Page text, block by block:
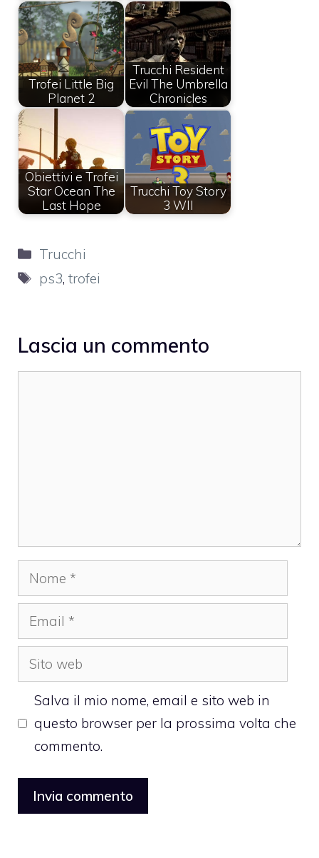
Trofei Little Big
Planet 2
Trucchi Resident
Evil The Umbrella
Chronicles
Obiettivi e Trofei
Star Ocean The
Last Hope
Trucchi Toy Story
3 WII
Categorie
Trucchi
Tag
ps3,trofei
Lascia un commento
Nome
Email
Sito
web
Salva il mio nome, email e sito web in
questo browser per la prossima volta che
commento.